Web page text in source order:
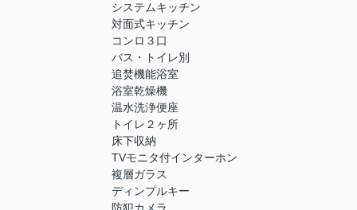
システムキッチン
対面式キッチン
コンロ３口
バス・トイレ別
追焚機能浴室
浴室乾燥機
温水洗浄便座
トイレ２ヶ所
床下収納
TVモニタ付インターホン
複層ガラス
ディンプルキー